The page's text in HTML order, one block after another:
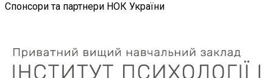
Спонсори та партнери НОК України